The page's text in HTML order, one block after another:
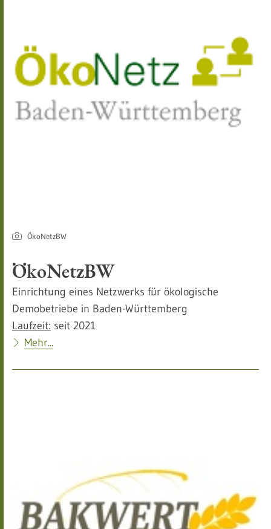
ÖkoNetzBW
ÖkoNetzBW
Einrichtung eines Netzwerks für ökologische
Demobetriebe in Baden-Württemberg
Laufzeit: seit 2021
Mehr...